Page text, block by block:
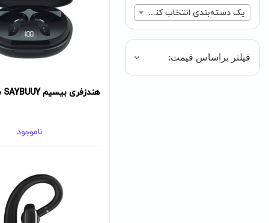
یک دسته‌بندی انتخاب کنید
فیلتر براساس قیمت:
هندزفری بیسیم SAYBUUY مدل C4
ناموجود